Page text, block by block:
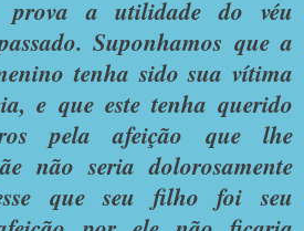
prova a utilidade do véu
Suponhamos que a
tenha sido sua vítima
e que este tenha querido
pela afeição que lhe
não seria dolorosamente
que seu filho foi seu